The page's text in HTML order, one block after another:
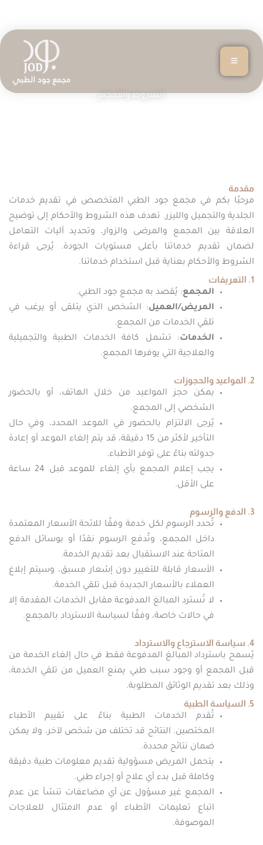
الشروط والأحكام
مقدمة
مرحبًا بكم في مجمع جود الطبي المتخصص في تقديم خدمات
الجلدية والتجميل والليزر. تهدف هذه الشروط والأحكام إلى توضيح
العلاقة بين المجمع والمرضى والزوار، وتحديد آليات التعامل
لضمان تقديم خدماتنا بأعلى مستويات الجودة. يُرجى قراءة
الشروط والأحكام بعناية قبل استخدام خدماتنا.
1. التعريفات
المجمع: يُقصد به مجمع جود الطبي.
المريض/العميل: الشخص الذي يتلقى أو يرغب في
تلقي الخدمات من المجمع.
الخدمات: تشمل كافة الخدمات الطبية والتجميلية
والعلاجية التي يوفرها المجمع.
2. المواعيد والحجوزات
يمكن حجز المواعيد من خلال الهاتف، أو بالحضور
الشخصي إلى المجمع.
يُرجى الالتزام بالحضور في الموعد المحدد، وفي حال
التأخير لأكثر من 15 دقيقة، قد يتم إلغاء الموعد أو إعادة
جدولته بناءً على توفر الأطباء.
يجب إعلام المجمع بأي إلغاء للموعد قبل 24 ساعة
على الأقل.
3. الدفع والرسوم
تُحدد الرسوم لكل خدمة وفقًا للائحة الأسعار المعتمدة
داخل المجمع، وتُدفع الرسوم نقدًا أو بوسائل الدفع
المتاحة عند الاستقبال بعد تقديم الخدمة.
الأسعار قابلة للتغيير دون إشعار مسبق، وسيتم إبلاغ
العملاء بالأسعار الجديدة قبل تلقي الخدمة.
لا تُسترد المبالغ المدفوعة مقابل الخدمات المقدمة إلا
في حالات خاصة، وفقًا لسياسة الاسترداد بالمجمع.
4. سياسة الاسترجاع والاسترداد
يُسمح باسترداد المبالغ المدفوعة فقط في حال إلغاء الخدمة من
قبل المجمع أو وجود سبب طبي يمنع العميل من تلقي الخدمة،
وذلك بعد تقديم الوثائق المطلوبة.
5. السياسة الطبية
تُقدم الخدمات الطبية بناءً على تقييم الأطباء
المختصين. النتائج قد تختلف من شخص لآخر، ولا يمكن
ضمان نتائج محددة.
يتحمل المريض مسؤولية تقديم معلومات طبية دقيقة
وكاملة قبل بدء أي علاج أو إجراء طبي.
المجمع غير مسؤول عن أي مضاعفات تنشأ عن عدم
اتباع تعليمات الأطباء أو عدم الامتثال للعلاجات
الموصوفة.